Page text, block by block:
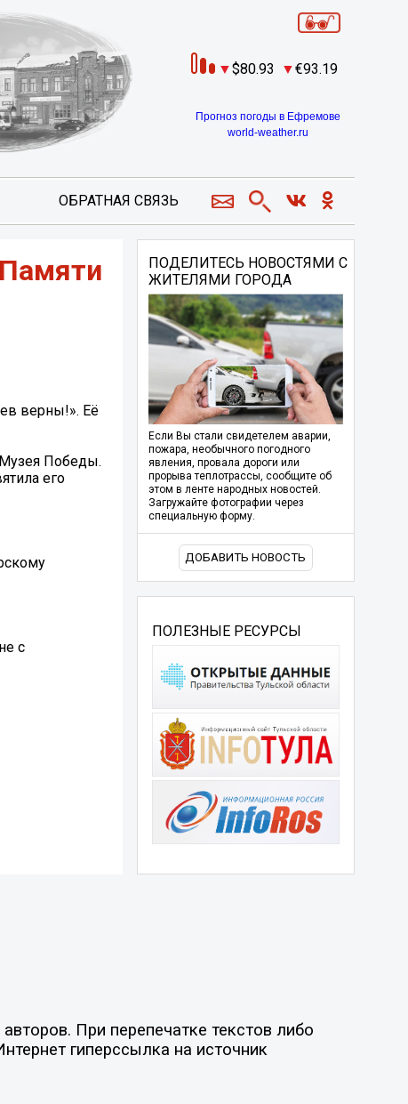
80.93 93.19
Прогноз погоды в Ефремове
world-weather.ru
ОБРАТНАЯ СВЯЗЬ
верны!». Её
Музея Победы.
его
с
ПОДЕЛИТЕСЬ НОВОСТЯМИ С
ЖИТЕЛЯМИ ГОРОДА
Если Вы стали свидетелем аварии,
пожара, необычного погодного
явления, провала дороги или
прорыва теплотрассы, сообщите об
этом в ленте народных новостей.
Загружайте фотографии через
специальную форму.
ДОБАВИТЬ НОВОСТЬ
ПОЛЕЗНЫЕ РЕСУРСЫ
При перепечатке текстов либо
гиперссылка на источник